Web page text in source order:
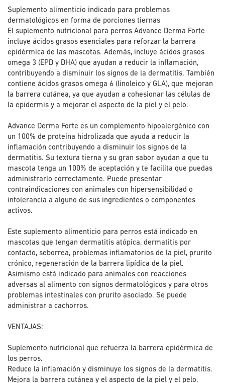
Suplemento alimenticio indicado para problemas
dermatológicos en forma de porciones tiernas
El suplemento nutricional para perros Advance Derma Forte
incluye ácidos grasos esenciales para reforzar la barrera
epidérmica de las mascotas. Además, incluye ácidos grasos
omega 3 (EPD y DHA) que ayudan a reducir la inflamación,
contribuyendo a disminuir los signos de la dermatitis. También
contiene ácidos grasos omega 6 (linoleico y GLA), que mejoran
la barrera cutánea, ya que ayudan a cohesionar las células de
la epidermis y a mejorar el aspecto de la piel y el pelo.
Advance Derma Forte es un complemento hipoalergénico con
un 100% de proteína hidrolizada que ayuda a reducir la
inflamación contribuyendo a disminuir los signos de la
dermatitis. Su textura tierna y su gran sabor ayudan a que tu
mascota tenga un 100% de aceptación y te facilita que puedas
administrarlo correctamente. Puede presentar
contraindicaciones con animales con hipersensibilidad o
intolerancia a alguno de sus ingredientes o componentes
activos.
Este suplemento alimenticio para perros está indicado en
mascotas que tengan dermatitis atópica, dermatitis por
contacto, seborrea, problemas inflamatorios de la piel, prurito
crónico, regeneración de la barrera lipídica de la piel.
Asimismo está indicado para animales con reacciones
adversas al alimento con signos dermatológicos y para otros
problemas intestinales con prurito asociado. Se puede
administrar a cachorros.
VENTAJAS:
Suplemento nutricional que refuerza la barrera epidérmica de
los perros.
Reduce la inflamación y disminuye los signos de la dermatitis.
Mejora la barrera cutánea y el aspecto de la piel y el pelo.